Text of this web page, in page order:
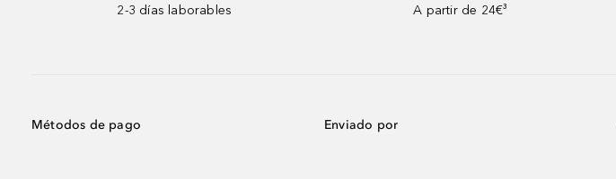
2-3 días laborables
A partir de 24€³
Métodos de pago Enviado por